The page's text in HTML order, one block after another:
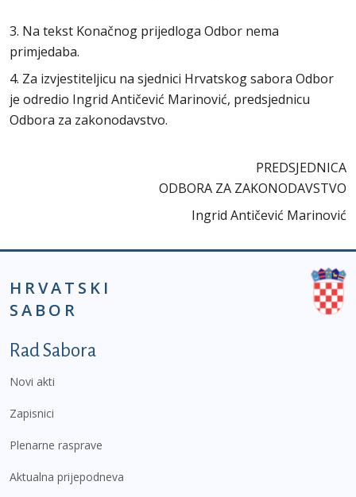
3. Na tekst Konačnog prijedloga Odbor nema
primjedaba.
4. Za izvjestiteljicu na sjednici Hrvatskog sabora Odbor
je odredio Ingrid Antičević Marinović, predsjednicu
Odbora za zakonodavstvo.
PREDSJEDNICA
ODBORA ZA ZAKONODAVSTVO
Ingrid Antičević Marinović
HRVATSKI
SABOR
Podnožje prvi izbornik
Rad Sabora
Novi akti
Zapisnici
Plenarne rasprave
Aktualna prijepodneva